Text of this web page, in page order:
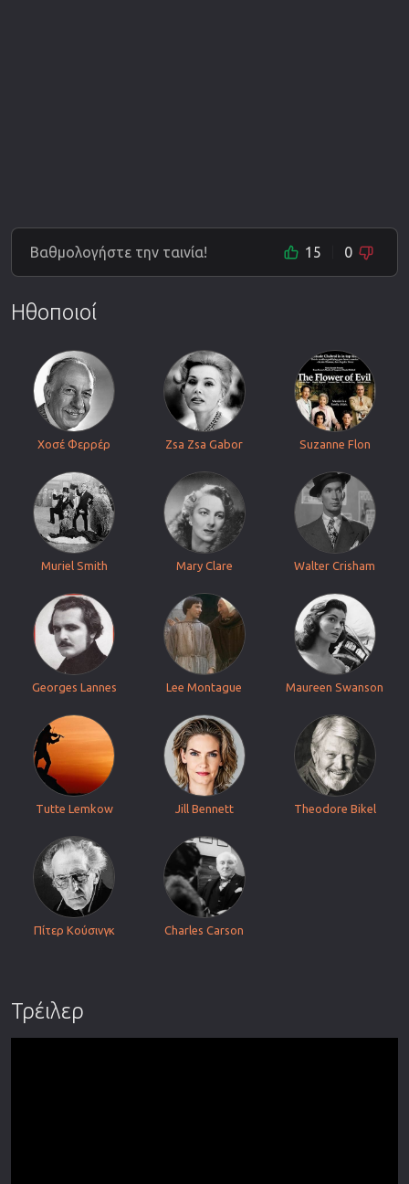
Βαθμολογήστε την ταινία! 15 0
Ηθοποιοί
Χοσέ Φερρέρ Zsa Zsa Gabor Suzanne Flon
Muriel Smith Mary Clare Walter Crisham
Georges Lannes Lee Montague Maureen Swanson
Tutte Lemkow Jill Bennett Theodore Bikel
Πίτερ Κούσινγκ Charles Carson
Τρέιλερ